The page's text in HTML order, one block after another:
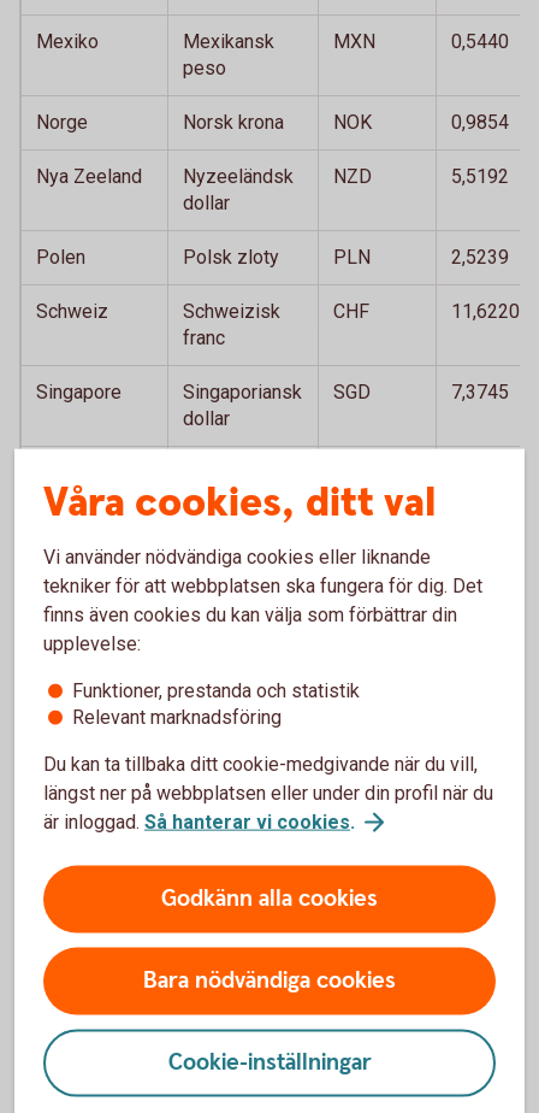
Mexiko
Mexikansk
peso
MXN 0,5440
Norge Norsk krona NOK 0,9854
Nya Zeeland
Nyzeeländsk
dollar
NZD 5,5192
Polen Polsk zloty PLN 2,5239
Schweiz
Schweizisk
franc
CHF 11,6220
Singapore
Singaporiansk
dollar
SGD 7,3745
Sydafrikansk
rand
Thailand Thailänsk bath THB 0,2837
Tjeckien
Turkiet Turkisk lira
Ungern Ungersk forint HUF 0,0297
USA
Amerikansk
USD
Kontakta oss
Hitta
bankkontor
Ring0771-334433
Våra cookies, ditt val
Vi använder nödvändiga cookies eller liknande
tekniker för att webbplatsen ska fungera för dig. Det
finns även cookies du kan välja som förbättrar din
upplevelse:
Funktioner, prestanda och statistik
Relevant marknadsföring
Du kan ta tillbaka ditt cookie-medgivande när du vill,
längst ner på webbplatsen eller under din profil när du
är inloggad. Så hanterar vi cookies.
Godkänn alla cookies
Bara nödvändiga cookies
Cookie-inställningar